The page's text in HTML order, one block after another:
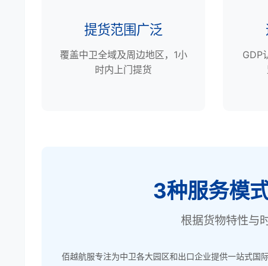
提货范围广泛
覆盖中卫全域及周边地区，1小
时内上门提货
GDP
3种服务模
根据货物特性与
佰越航服专注为中卫各大园区和出口企业提供一站式国